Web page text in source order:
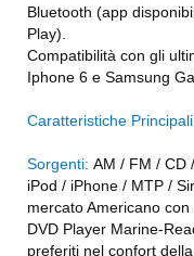
Bluetooth (app
Play).
Compatibilità con gli
Iphone 6 e Samsung
Caratteristiche Principali
Sorgenti: AM / FM / CD
iPod / iPhone / MTP /
mercato Americano
DVD Player Marine-
preferiti nel confort